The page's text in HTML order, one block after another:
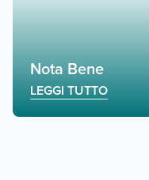
Nota Bene
LEGGI TUTTO